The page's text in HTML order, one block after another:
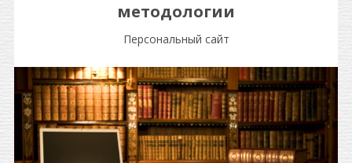
методологии
Персональный сайт